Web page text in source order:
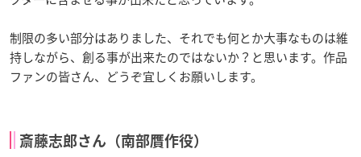
制限の多い部分はありました、それでも何とか大事なものは維
持しながら、創る事が出来たのではないか？と思います。作品
ファンの皆さん、どうぞ宜しくお願いします。
斎藤志郎さん（南部贋作役）